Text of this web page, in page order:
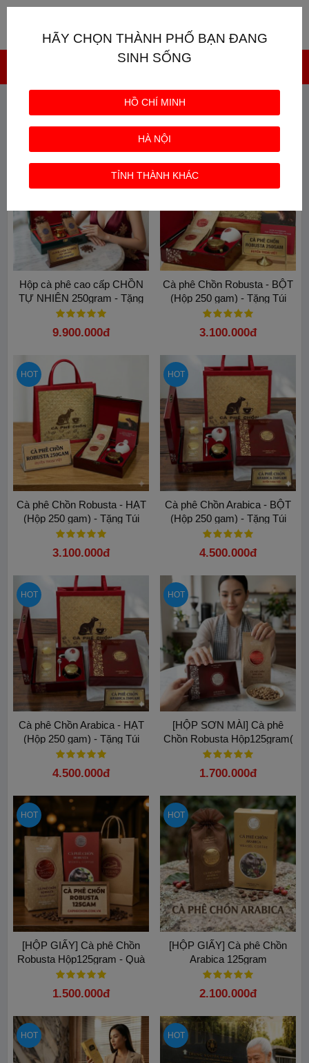
CAFE ĐẶC BIỆT( SPECIAL COFFEE)
HOT
Hộp cà phê cao cấp CHỒN
TỰ NHIÊN 250gram - Tặng
Túi
9.900.000đ
HOT
Cà phê Chồn Robusta - BỘT
(Hộp 250 gam) - Tặng Túi
3.100.000đ
HOT
Cà phê Chồn Robusta - HẠT
(Hộp 250 gam) - Tặng Túi
3.100.000đ
HOT
Cà phê Chồn Arabica - BỘT
(Hộp 250 gam) - Tặng Túi
4.500.000đ
HOT
Cà phê Chồn Arabica - HẠT
(Hộp 250 gam) - Tặng Túi
4.500.000đ
HOT
[HỘP SƠN MÀI] Cà phê
Chồn Robusta Hộp125gram(
Tặng Kèm Túi)
1.700.000đ
HOT
[HỘP GIẤY] Cà phê Chồn
Robusta Hộp125gram - Quà
biếu sang trọng từ Buôn Mê
Thuột
1.500.000đ
HOT
[HỘP GIẤY] Cà phê Chồn
Arabica 125gram
2.100.000đ
HOT HOT
HÃY CHỌN THÀNH PHỐ BẠN ĐANG
SINH SỐNG
HỒ CHÍ MINH
HÀ NỘI
TỈNH THÀNH KHÁC